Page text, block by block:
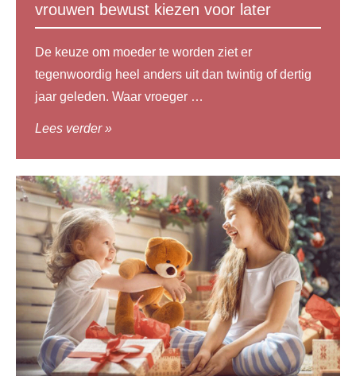
vrouwen bewust kiezen voor later
De keuze om moeder te worden ziet er
tegenwoordig heel anders uit dan twintig of dertig
jaar geleden. Waar vroeger …
Lees verder